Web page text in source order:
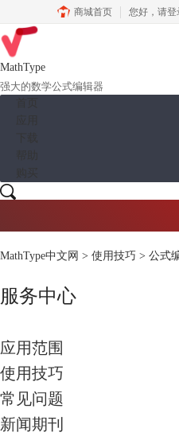
商城首页 您好， 请登
MathType
强大的数学公式编辑器
MathType中文网 > 使用技巧 > 公式
服务中心
应用范围
使用技巧
常见问题
新闻期刊